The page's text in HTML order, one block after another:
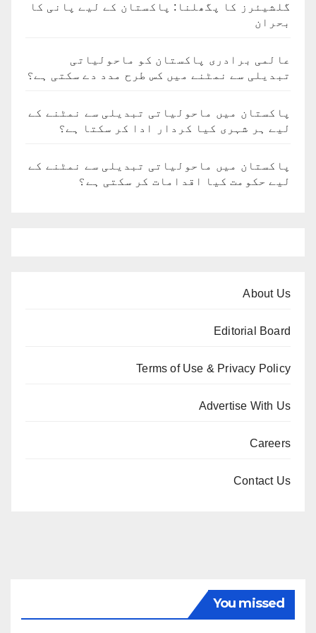
گلشیئرز کا پگھلنا: پاکستان کے لیے پانی کا
بحران
عالمی برادری پاکستان کو ماحولیاتی
تبدیلی سے نمٹنے میں کس طرح مدد دے سکتی ہے؟
پاکستان میں ماحولیاتی تبدیلی سے نمٹنے کے
لیے ہر شہری کیا کردار ادا کر سکتا ہے؟
پاکستان میں ماحولیاتی تبدیلی سے نمٹنے کے
لیے حکومت کیا اقدامات کر سکتی ہے؟
About Us
Editorial Board
Terms of Use & Privacy Policy
Advertise With Us
Careers
Contact Us
You missed